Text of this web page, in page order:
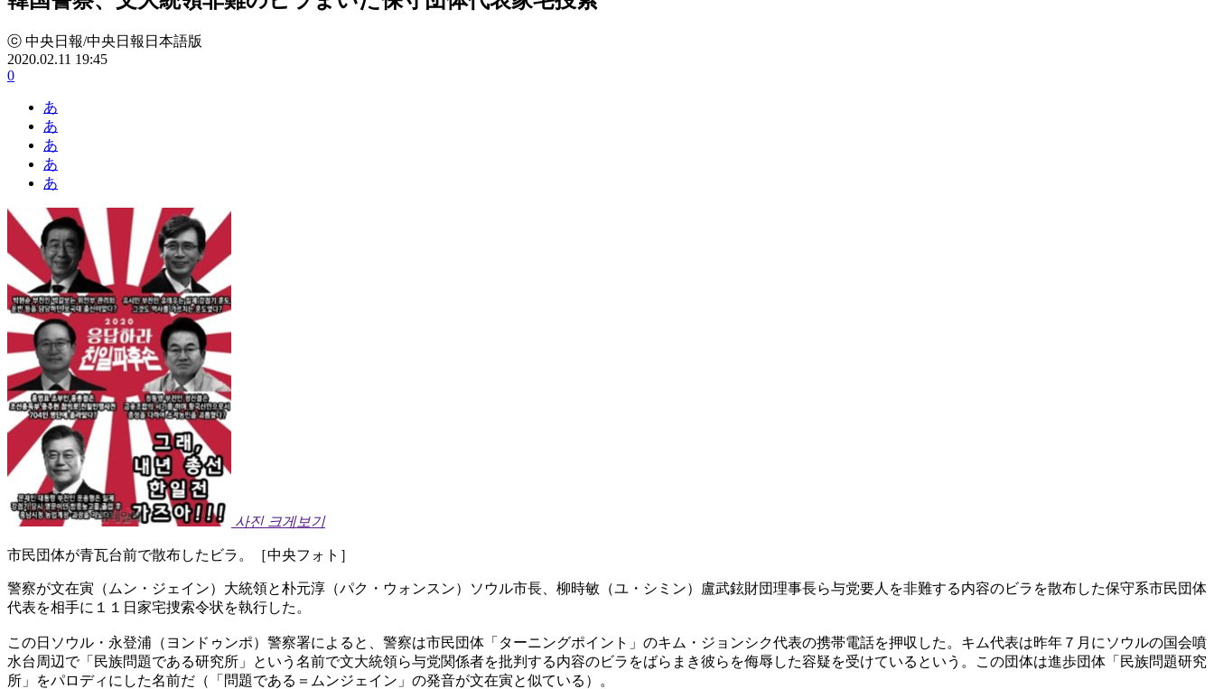
ⓒ 中央日報/中央日報日本語版
2020.02.11 19:45
0
あ
あ
あ
あ
あ
사진 크게보기
市民団体が青瓦台前で散布したビラ。［中央フォト］
警察が文在寅（ムン・ジェイン）大統領と朴元淳（パク・ウォンスン）ソウル市長、柳時敏（ユ・シミン）盧武鉉財団理事長ら与党要人を非難する内容のビラを散布した保守系市民団体
代表を相手に１１日家宅捜索令状を執行した。
この日ソウル・永登浦（ヨンドゥンポ）警察署によると、警察は市民団体「ターニングポイント」のキム・ジョンシク代表の携帯電話を押収した。キム代表は昨年７月にソウルの国会噴
水台周辺で「民族問題である研究所」という名前で文大統領ら与党関係者を批判する内容のビラをばらまき彼らを侮辱した容疑を受けているという。この団体は進歩団体「民族問題研究
所」をパロディにした名前だ（「問題である＝ムンジェイン」の発音が文在寅と似ている）。